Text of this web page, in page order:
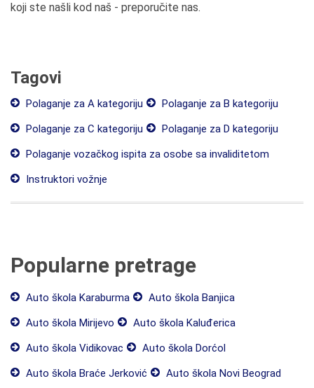
koji ste našli kod naš - preporučite nas.
Tagovi
Polaganje za A kategoriju
Polaganje za B kategoriju
Polaganje za C kategoriju
Polaganje za D kategoriju
Polaganje vozačkog ispita za osobe sa invaliditetom
Instruktori vožnje
Popularne pretrage
Auto škola Karaburma
Auto škola Banjica
Auto škola Mirijevo
Auto škola Kaluđerica
Auto škola Vidikovac
Auto škola Dorćol
Auto škola Braće Jerković
Auto škola Novi Beograd